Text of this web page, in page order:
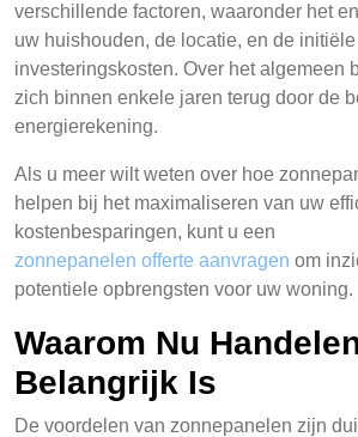
verschillende factoren, waaronder het
uw huishouden, de locatie, en de initiële
investeringskosten. Over het algemeen
zich binnen enkele jaren terug door de
energierekening.
Als u meer wilt weten over hoe
helpen bij het maximaliseren van uw
kostenbesparingen, kunt u een
zonnepanelen offerte aanvragen om
potentiele opbrengsten voor uw woning.
Waarom Nu
Belangrijk Is
De voordelen van zonnepanelen zijn